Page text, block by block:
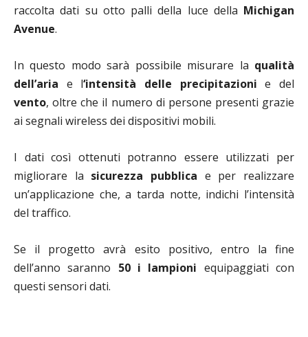
raccolta dati su otto palli della luce della Michigan
Avenue.
In questo modo sarà possibile misurare la qualità
dell’aria e l‘intensità delle precipitazioni e del
vento, oltre che il numero di persone presenti grazie
ai segnali wireless dei dispositivi mobili.
I dati così ottenuti potranno essere utilizzati per
migliorare la sicurezza pubblica e per realizzare
un’applicazione che, a tarda notte, indichi l’intensità
del traffico.
Se il progetto avrà esito positivo, entro la fine
dell’anno saranno 50 i lampioni equipaggiati con
questi sensori dati.